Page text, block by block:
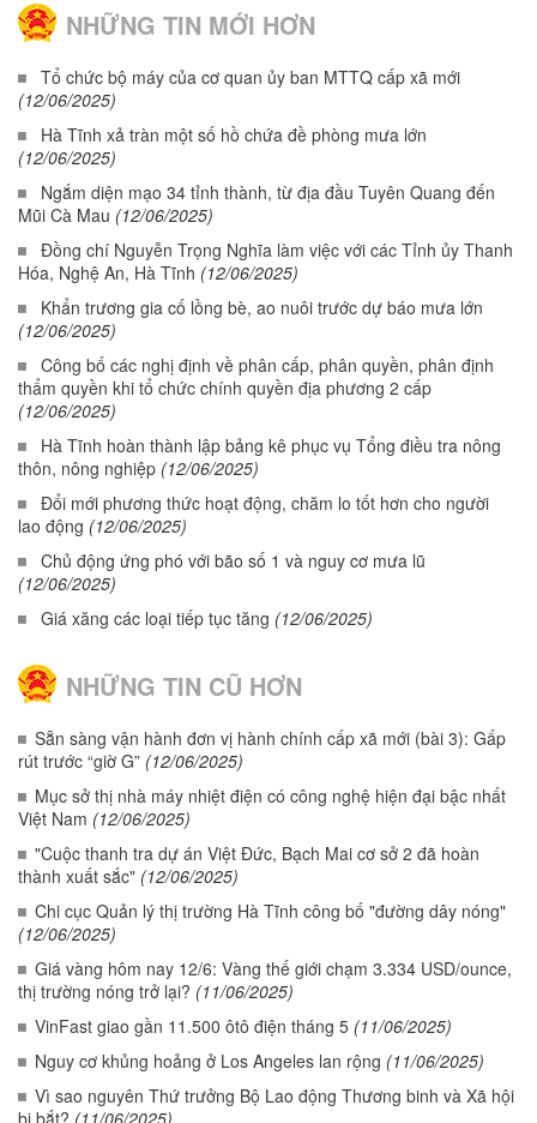
NHỮNG TIN MỚI HƠN
Tổ chức bộ máy của cơ quan ủy ban MTTQ cấp xã mới
(12/06/2025)
Hà Tĩnh xả tràn một số hồ chứa đề phòng mưa lớn
(12/06/2025)
Ngắm diện mạo 34 tỉnh thành, từ địa đầu Tuyên Quang đến
Mũi Cà Mau (12/06/2025)
Đồng chí Nguyễn Trọng Nghĩa làm việc với các Tỉnh ủy Thanh
Hóa, Nghệ An, Hà Tĩnh (12/06/2025)
Khẩn trương gia cố lồng bè, ao nuôi trước dự báo mưa lớn
(12/06/2025)
Công bố các nghị định về phân cấp, phân quyền, phân định
thẩm quyền khi tổ chức chính quyền địa phương 2 cấp
(12/06/2025)
Hà Tĩnh hoàn thành lập bảng kê phục vụ Tổng điều tra nông
thôn, nông nghiệp (12/06/2025)
Đổi mới phương thức hoạt động, chăm lo tốt hơn cho người
lao động (12/06/2025)
Chủ động ứng phó với bão số 1 và nguy cơ mưa lũ
(12/06/2025)
Giá xăng các loại tiếp tục tăng (12/06/2025)
NHỮNG TIN CŨ HƠN
Sẵn sàng vận hành đơn vị hành chính cấp xã mới (bài 3): Gấp
rút trước “giờ G” (12/06/2025)
Mục sở thị nhà máy nhiệt điện có công nghệ hiện đại bậc nhất
Việt Nam (12/06/2025)
"Cuộc thanh tra dự án Việt Đức, Bạch Mai cơ sở 2 đã hoàn
thành xuất sắc" (12/06/2025)
Chi cục Quản lý thị trường Hà Tĩnh công bố "đường dây nóng"
(12/06/2025)
Giá vàng hôm nay 12/6: Vàng thế giới chạm 3.334 USD/ounce,
thị trường nóng trở lại? (11/06/2025)
VinFast giao gần 11.500 ôtô điện tháng 5 (11/06/2025)
Nguy cơ khủng hoảng ở Los Angeles lan rộng (11/06/2025)
Vì sao nguyên Thứ trưởng Bộ Lao động Thương binh và Xã hội